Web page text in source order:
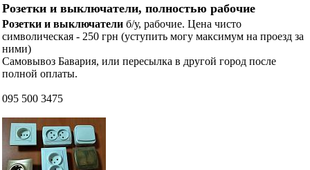
Розетки и выключатели, полностью рабочие
Розетки и выключатели б/у, рабочие. Цена чисто
символическая - 250 грн (уступить могу максимум на проезд за
ними)
Самовывоз Бавария, или пересылка в другой город после
полной оплаты.
095 500 3475